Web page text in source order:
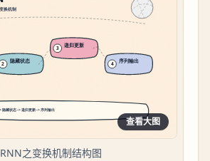
查看大图
RNN之变换机制结构图